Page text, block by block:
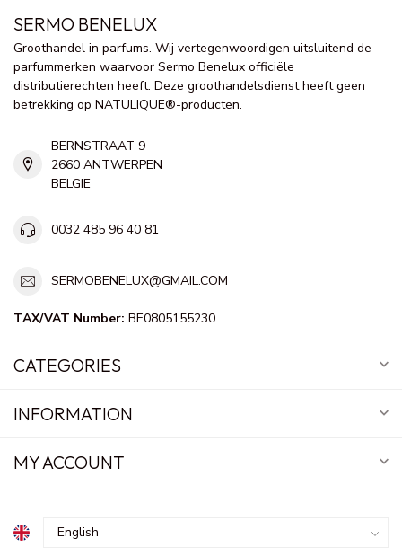
SERMO BENELUX
Groothandel in parfums. Wij vertegenwoordigen uitsluitend de
parfummerken waarvoor Sermo Benelux officiële
distributierechten heeft. Deze groothandelsdienst heeft geen
betrekking op NATULIQUE®-producten.
BERNSTRAAT 9
2660 ANTWERPEN
BELGIE
0032 485 96 40 81
SERMOBENELUX@GMAIL.COM
TAX/VAT Number: BE0805155230
CATEGORIES
INFORMATION
MY ACCOUNT